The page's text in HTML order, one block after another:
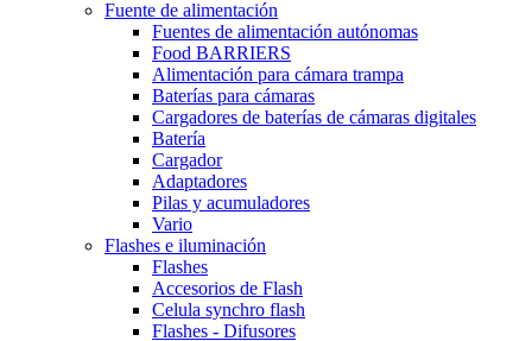
Fuente de alimentación
Fuentes de alimentación autónomas
Food BARRIERS
Alimentación para cámara trampa
Baterías para cámaras
Cargadores de baterías de cámaras digitales
Batería
Cargador
Adaptadores
Pilas y acumuladores
Vario
Flashes e iluminación
Flashes
Accesorios de Flash
Celula synchro flash
Flashes - Difusores